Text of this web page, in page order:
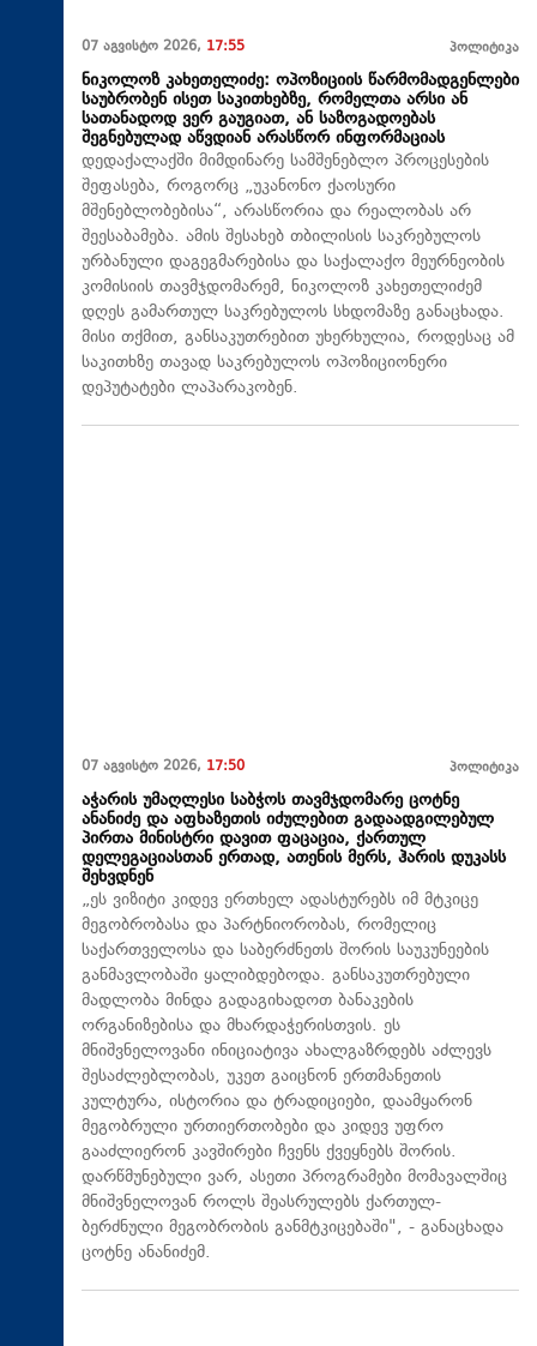
07 აგვისტო 2026, 17:55 პოლიტიკა
ნიკოლოზ კახეთელიძე: ოპოზიციის წარმომადგენლები
საუბრობენ ისეთ საკითხებზე, რომელთა არსი ან
სათანადოდ ვერ გაუგიათ, ან საზოგადოებას
შეგნებულად აწვდიან არასწორ ინფორმაციას
დედაქალაქში მიმდინარე სამშენებლო პროცესების
შეფასება, როგორც „უკანონო ქაოსური
მშენებლობებისა“, არასწორია და რეალობას არ
შეესაბამება. ამის შესახებ თბილისის საკრებულოს
ურბანული დაგეგმარებისა და საქალაქო მეურნეობის
კომისიის თავმჯდომარემ, ნიკოლოზ კახეთელიძემ
დღეს გამართულ საკრებულოს სხდომაზე განაცხადა.
მისი თქმით, განსაკუთრებით უხერხულია, როდესაც ამ
საკითხზე თავად საკრებულოს ოპოზიციონერი
დეპუტატები ლაპარაკობენ.
07 აგვისტო 2026, 17:50 პოლიტიკა
აჭარის უმაღლესი საბჭოს თავმჯდომარე ცოტნე
ანანიძე და აფხაზეთის იძულებით გადაადგილებულ
პირთა მინისტრი დავით ფაცაცია, ქართულ
დელეგაციასთან ერთად, ათენის მერს, ჰარის დუკასს
შეხვდნენ
„ეს ვიზიტი კიდევ ერთხელ ადასტურებს იმ მტკიცე
მეგობრობასა და პარტნიორობას, რომელიც
საქართველოსა და საბერძნეთს შორის საუკუნეების
განმავლობაში ყალიბდებოდა. განსაკუთრებული
მადლობა მინდა გადაგიხადოთ ბანაკების
ორგანიზებისა და მხარდაჭერისთვის. ეს
მნიშვნელოვანი ინიციატივა ახალგაზრდებს აძლევს
შესაძლებლობას, უკეთ გაიცნონ ერთმანეთის
კულტურა, ისტორია და ტრადიციები, დაამყარონ
მეგობრული ურთიერთობები და კიდევ უფრო
გააძლიერონ კავშირები ჩვენს ქვეყნებს შორის.
დარწმუნებული ვარ, ასეთი პროგრამები მომავალშიც
მნიშვნელოვან როლს შეასრულებს ქართულ-
ბერძნული მეგობრობის განმტკიცებაში", - განაცხადა
ცოტნე ანანიძემ.